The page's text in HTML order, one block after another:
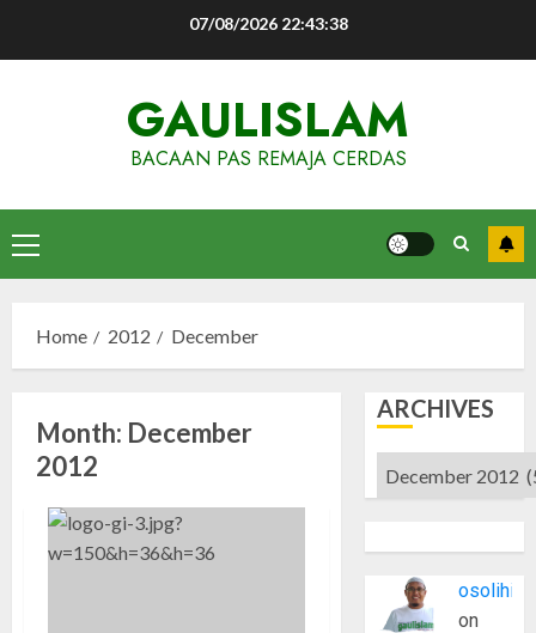
07/08/2026 22:43:38
GAULISLAM
BACAAN PAS REMAJA CERDAS
Primary
Menu
Home 2012 December
Month: December
2012
ARCHIVES
Archives
osolihin
on